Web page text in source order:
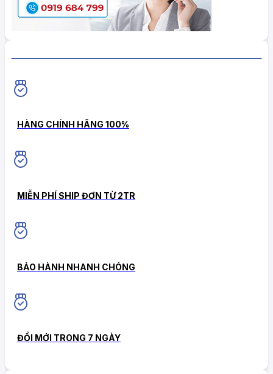
HÀNG CHÍNH HÃNG 100%
MIỄN PHÍ SHIP ĐƠN TỪ 2TR
BẢO HÀNH NHANH CHÓNG
ĐỔI MỚI TRONG 7 NGÀY